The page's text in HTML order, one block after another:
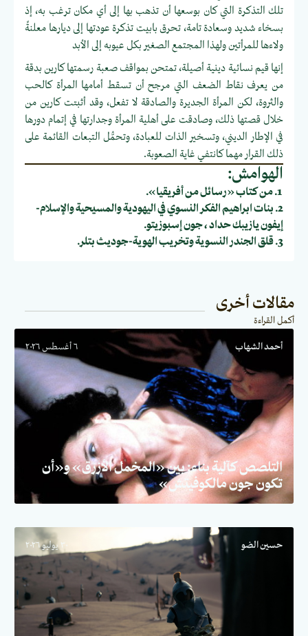
تلك التذكرة التي كان بوسعها أن تذهب بها إلى أي مكان ترغب به، إذ
بسخاء شديد وسعادة تامة، تحرق بابيت تذكرة عودتها إلى ديارها معلنةً
ولاءها للمرأتين ولهذا المجتمع الصغير بكل عيوبه إلى الأبد
إنها قيم نسائية دينية أصيلة، تمتحن بمواقف صعبة رسمتها كارين بدقة
من يعرف نقاط الضعف التي مرجح أن تسقط أمامها المرأة كالحب
والثروة، لكن المرأة الجديرة والصادقة لا تفعل، وقد أثبتت كارين من
خلال قصتها ذلك، وصادقت على أهلية المرأة وجدارتها في إتمام دورها
في الإطار الديني، وتسخير الذات للعبادة، وتحمُّل التبعات القائمة على
ذلك القرار مهما كانتفي غاية الصعوبة.
الهوامش:
2. بنات ابراهيم الفكر النسوي في اليهودية والمسيحية والإسلام-
إيفون يازيبك حداد ، جون إسبوزيتو.
3. قلق الجندر النسوية وتخريب الهوية-جوديث بتلر.
مقالات أخرى
أكمل القراءة
أحمد الشهاب ٦ أغسطس ٢٠٢٦
التلصص كآلية بناء: بين «المخمل الأزرق» و«أن
تكون جون مالكوفيتش»
حسين الضو ٣٠ يوليو ٢٠٢٦